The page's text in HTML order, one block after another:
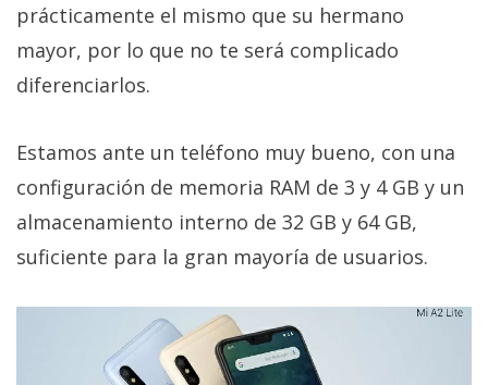
prácticamente el mismo que su hermano
mayor, por lo que no te será complicado
diferenciarlos.
Estamos ante un teléfono muy bueno, con una
configuración de memoria RAM de 3 y 4 GB y un
almacenamiento interno de 32 GB y 64 GB,
suficiente para la gran mayoría de usuarios.